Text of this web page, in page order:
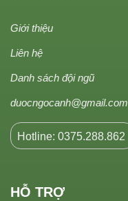
Giới thiệu
Liên hệ
Danh sách đội ngũ
duocngocanh@gmail.com
Hotline: 0375.288.862
HỖ TRỢ